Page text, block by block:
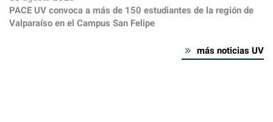
PACE UV convoca a más de 150 estudiantes de la región de
Valparaíso en el Campus San Felipe
más noticias UV